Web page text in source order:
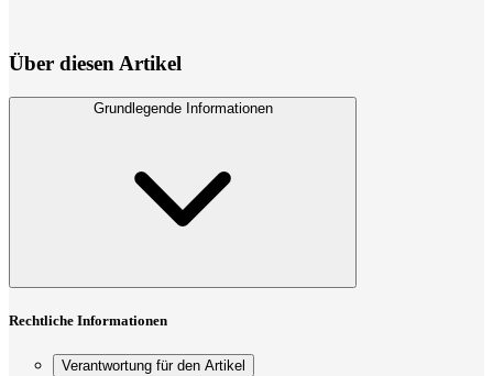
Über diesen Artikel
Grundlegende Informationen
Rechtliche Informationen
Verantwortung für den Artikel